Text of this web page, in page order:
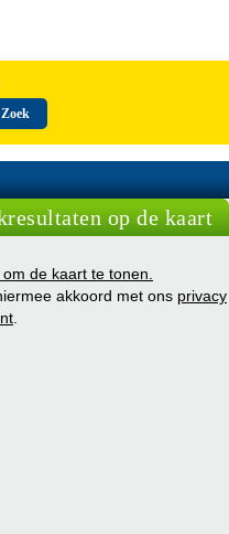
Zoek
op de kaart
de kaart te tonen.
akkoord met ons privacy